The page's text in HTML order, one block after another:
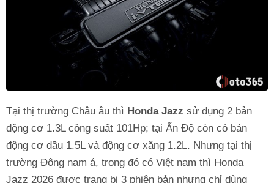
Tại thị trường Châu âu thì Honda Jazz sử dụng 2 bản
động cơ 1.3L công suất 101Hp; tại Ấn Độ còn có bản
động cơ dầu 1.5L và động cơ xăng 1.2L. Nhưng tại thị
trường Đông nam á, trong đó có Việt nam thì Honda
Jazz 2026 được trang bị 3 phiên bản nhưng chỉ dùng